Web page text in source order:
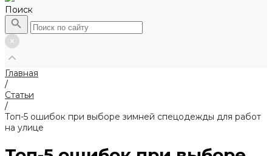
Поиск
Главная
/
Статьи
/
Топ-5 ошибок при выборе зимней спецодежды для работ
на улице